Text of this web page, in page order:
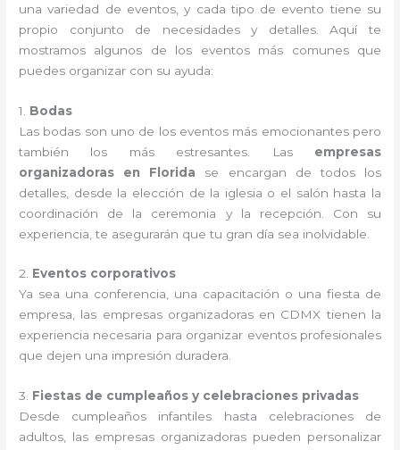
una variedad de eventos, y cada tipo de evento tiene su
propio conjunto de necesidades y detalles. Aquí te
mostramos algunos de los eventos más comunes que
puedes organizar con su ayuda:
1. Bodas
Las bodas son uno de los eventos más emocionantes pero
también los más estresantes. Las empresas
organizadoras en Florida se encargan de todos los
detalles, desde la elección de la iglesia o el salón hasta la
coordinación de la ceremonia y la recepción. Con su
experiencia, te asegurarán que tu gran día sea inolvidable.
2. Eventos corporativos
Ya sea una conferencia, una capacitación o una fiesta de
empresa, las empresas organizadoras en CDMX tienen la
experiencia necesaria para organizar eventos profesionales
que dejen una impresión duradera.
3. Fiestas de cumpleaños y celebraciones privadas
Desde cumpleaños infantiles hasta celebraciones de
adultos, las empresas organizadoras pueden personalizar